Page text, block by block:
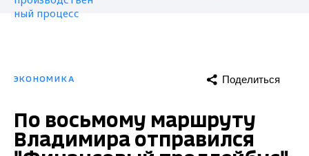
ЭКОНОМИКА Поделиться
По восьмому маршруту
Владимира отправился